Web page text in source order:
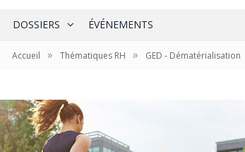
DOSSIERS ÉVÉNEMENTS
Accueil » Thématiques RH » GED - Dématérialisation